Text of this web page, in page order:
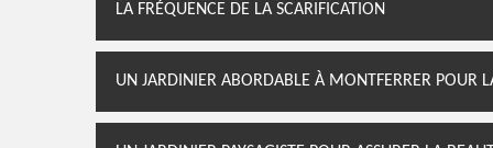
LA FRÉQUENCE DE LA SCARIFICATION
UN JARDINIER ABORDABLE À MONTFERRER POUR